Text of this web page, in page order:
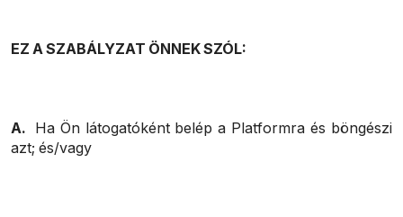
EZ A SZABÁLYZAT ÖNNEK SZÓL:
A. Ha Ön látogatóként belép a Platformra és böngészi
azt; és/vagy